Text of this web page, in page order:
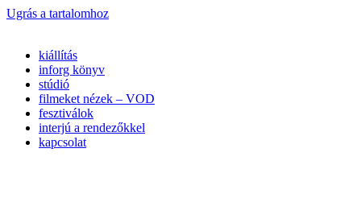
Ugrás a tartalomhoz
kiállítás
inforg könyv
stúdió
filmeket nézek – VOD
fesztiválok
interjú a rendezőkkel
kapcsolat